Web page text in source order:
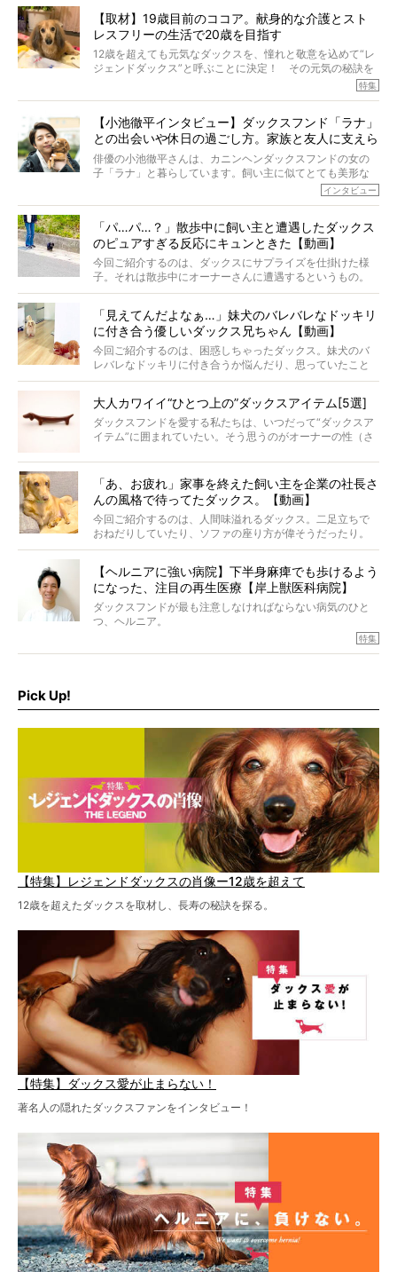
代の犬の食事は“ある重要な栄養”が不足しがちになっている
というのです。
それを効率よくおぎなってくれるのが、コラーゲン！ そ
こでわたしたちは、純度100%の犬用コラーゲンサプリ
『Ta-Ta(タータ)』を作りました！
愛犬家の83％が「健康維持を実感した」と評判のTa-Ta(タ
ータ)。健康維持をめざす、すべてのダックスたちに、どう
か届きますように。
【取材】19歳目前のココア。献身的な介護とスト
レスフリーの生活で20歳を目指す
12歳を超えても元気なダックスを、憧れと敬意を込めて“レ
ジェンドダックス”と呼ぶことに決定！ その元気の秘訣を
オーナーさんに伺うのが、特集『レジェンドダックスの肖
く」というオーナーさんのポリシーのもと、甘やかさずに
育てられ、18歳になるまで定期検査すらしたことがなかっ
たというココアくん。果たしてその長生きの秘訣とは。
特集
【小池徹平インタビュー】ダックスフンド「ラナ」
との出会いや休日の過ごし方。家族と友人に支えら
れてー
俳優の小池徹平さんは、カニンヘンダックスフンドの女の
子「ラナ」と暮らしています。飼い主に似てとても美形な
ラナは、現在８才。小池さんのインスタグラムでは、ラナ
と顔を寄せ合う写真も投稿されていて、ファンからは「ラ
ケメンから愛されているラナは、去年の誕生日に小池さん
からプレゼントしてもらったハーネスをつけて撮影に参加
してくれました。
インタビュー
「パ…パ…？」散歩中に飼い主と遭遇したダックス
のピュアすぎる反応にキュンときた【動画】
今回ご紹介するのは、ダックスにサプライズを仕掛けた様
子。それは散歩中にオーナーさんに遭遇するというもの。
戸惑って歩きを止めたり、すぐに気付いて追いかけたり、
「見えてんだよなぁ…」妹犬のバレバレなドッキリ
に付き合う優しいダックス兄ちゃん【動画】
今回ご紹介するのは、困惑しちゃったダックス。妹犬のバ
レバレなドッキリに付き合うか悩んだり、思っていたこと
と違う事態に陥ったり。そんなお悩み全開なダックスの様
大人カワイイ“ひとつ上の”ダックスアイテム[5選]
ダックスフンドを愛する私たちは、いつだって“ダックスア
イテム”に囲まれていたい。そう思うのがオーナーの性（さ
ムをご紹介。
「あ、お疲れ」家事を終えた飼い主を企業の社長さ
んの風格で待ってたダックス。【動画】
今回ご紹介するのは、人間味溢れるダックス。二足立ちで
おねだりしていたり、ソファの座り方が偉そうだったり。
今にも言葉を発しそうなダックスの姿は、もう人間にしか
【ヘルニアに強い病院】下半身麻痺でも歩けるよう
になった、注目の再生医療【岸上獣医科病院】
ダックスフンドが最も注意しなければならない病気のひと
つ、ヘルニア。
特集『ヘルニアに、負けない』では、ヘルニアに強い動物
病院のご紹介や、ヘルニアを乗り越えたご家族のインタビ
を点滴投与する治療により、歩けなかった子が投与37日で
特集
Pick Up!
【特集】レジェンドダックスの肖像ー12歳を超えて
12歳を超えたダックスを取材し、長寿の秘訣を探る。
【特集】ダックス愛が止まらない！
著名人の隠れたダックスファンをインタビュー！